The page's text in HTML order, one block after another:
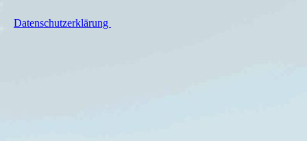
Datenschutzerklärung